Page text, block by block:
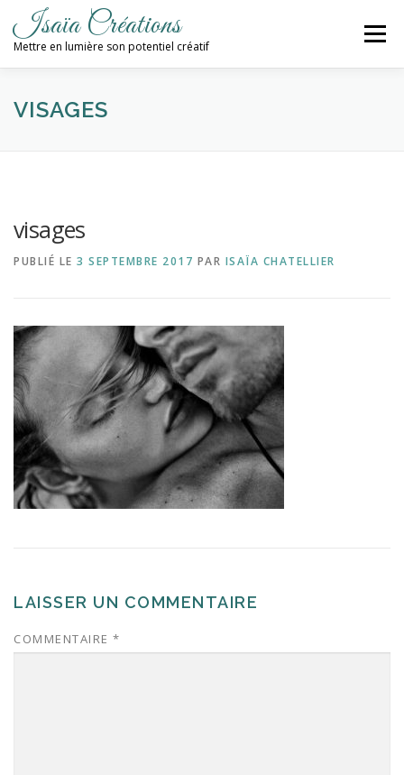
contenu
Isaïa Créations
Mettre en lumière son potentiel créatif
Menu
ACCUEIL
CONTACT / NEWSLETTER
VISAGES
visages
PUBLIÉ LE 3 SEPTEMBRE 2017 PAR ISAÏA CHATELLIER
LAISSER UN COMMENTAIRE
COMMENTAIRE *